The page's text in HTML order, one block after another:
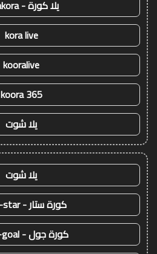
يلا كورة - yallakora
kora live
kooralive
koora 365
يلا شوت
يلا شوت
كورة ستار - koora-star
كورة جول - koora-goal